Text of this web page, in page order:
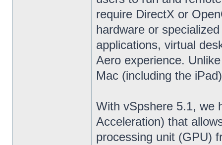
require DirectX or
hardware or
applications, virtual
Aero experience.
Mac (including the
With vSpshere 5.1, we
Acceleration) that
processing unit (GPU)